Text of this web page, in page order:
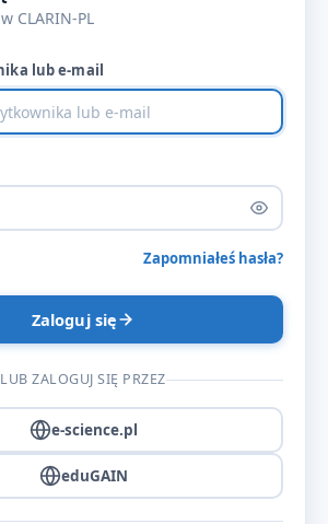
CLARIN-PL
lub e-mail
Zapomniałeś hasła?
Zaloguj się
LUB ZALOGUJ SIĘ PRZEZ
e-science.pl
eduGAIN